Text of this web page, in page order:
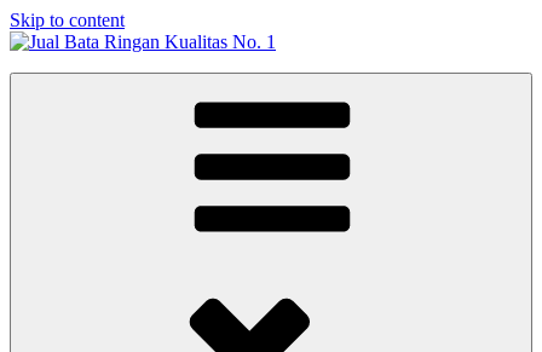
Skip to content
Jual Bata Ringan Kualitas No. 1